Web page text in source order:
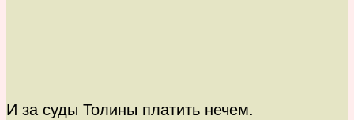
И за суды Толины платить нечем.